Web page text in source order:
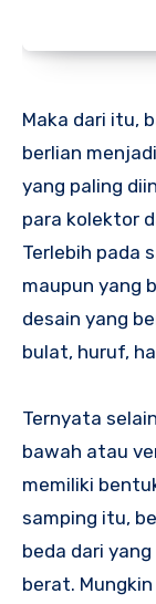
Maka dari itu,
berlian
yang paling
para kolektor
Terlebih pada
maupun yang
desain yang
bulat, huruf,
Ternyata
bawah atau
memiliki
samping itu,
beda dari
berat.